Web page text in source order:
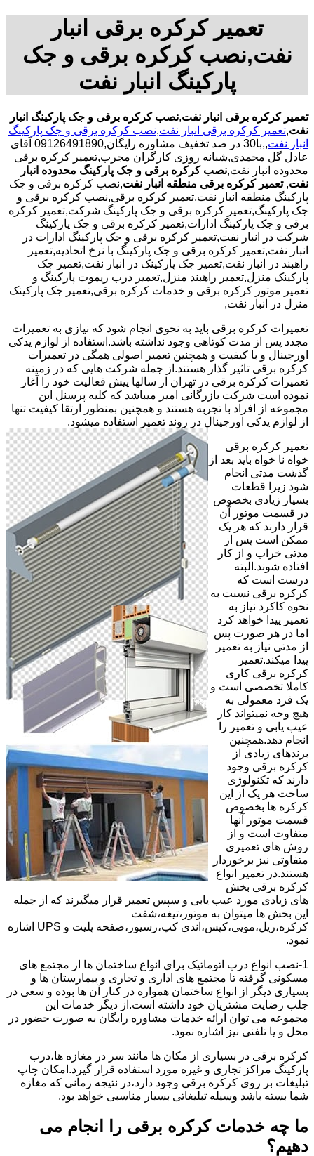
تعمیر کرکره برقی انبار
نفت,نصب کرکره برقی و جک
پارکینگ انبار نفت
تعمیر کرکره برقی انبار نفت,نصب کرکره برقی و جک پارکینگ انبار
نفت,تعمیر کرکره برقی انبار نفت,نصب کرکره برقی و جک پارکینگ
انبار نفت
,,با30 در صد تخفیف مشاوره رایگان,09126491890 آقای
عادل گل محمدی,شبانه روزی کارگران مجرب,تعمیر کرکره برقی
محدوده انبار نفت,نصب کرکره برقی و جک پارکینگ محدوده انبار
نفت, تعمیر کرکره برقی منطقه انبار نفت,نصب کرکره برقی و جک
پارکینگ منطقه انبار نفت,تعمیر کرکره برقی,نصب کرکره برقی و
جک پارکینگ,تعمیر کرکره برقی و جک پارکینگ شرکت,تعمیر کرکره
برقی و جک پارکینگ ادارات,تعمیر کرکره برقی و جک پارکینگ
شرکت در انبار نفت,تعمیر کرکره برقی و جک پارکینگ ادارات در
انبار نفت,تعمیر کرکره برقی و جک پارکینگ با نرخ اتحادیه,تعمیر
راهبند در انبار نفت,تعمیر جک پارکینک در انبار نفت,تعمیر جک
پارکینک منزل,تعمیر راهبند منزل,تعمیر درب ریموت پارکینگ و
تعمیر موتور کرکره برقی و خدمات کرکره برقی,تعمیر جک پارکینک
منزل در انبار نفت,
تعمیرات کرکره برقی باید به نحوی انجام شود که نیازی به تعمیرات
مجدد پس از مدت کوتاهی وجود نداشته باشد.استفاده از لوازم یدکی
اورجینال و با کیفیت و همچنین تعمیر اصولی همگی در تعمیرات
کرکره برقی تاثیر گذار هستند.از جمله شرکت هایی که در زمینه
تعمیرات کرکره برقی در تهران از سالها پیش فعالیت خود را آغاز
نموده است شرکت بازرگانی امیر میباشد که کلیه پرسنل این
مجموعه از افراد با تجربه هستند و همچنین بمنظور ارتقا کیفیت تنها
از لوازم یدکی اورجینال در روند تعمیر استفاده میشود.
تعمیر کرکره برقی
خواه نا خواه باید بعد از
گذشت مدتی انجام
شود زیرا قطعات
بسیار زیادی بخصوص
در قسمت موتور آن
قرار دارند که هر یک
ممکن است پس از
مدتی خراب و از کار
افتاده شوند.البته
درست است که
کرکره برقی نسبت به
نحوه کاکرد نیاز به
تعمیر پیدا خواهد کرد
اما در هر صورت پس
از مدتی نیاز به تعمیر
پیدا میکند.تعمیر
کرکره برقی کاری
کاملا تخصصی است و
یک فرد معمولی به
هیچ وجه نمیتواند کار
عیب یابی و تعمیر را
انجام دهد.همچنین
برندهای زیادی از
کرکره برقی وجود
دارند که تکنولوژی
ساخت هر یک از این
کرکره ها بخصوص
قسمت موتور آنها
متفاوت است و از
روش های تعمیری
متفاوتی نیز برخوردار
هستند.در تعمیر انواع
کرکره برقی بخش
های زیادی مورد عیب یابی و سپس تعمیر قرار میگیرند که از جمله
این بخش ها میتوان به موتور،تیغه،شفت
کرکره،ریل،مویی،کپس،اندی کپ،رسیور،صفحه پلیت و UPS اشاره
نمود.
1-نصب انواع درب اتوماتیک برای انواع ساختمان ها از مجتمع های
مسکونی گرفته تا مجتمع های اداری و تجاری و بیمارستان ها و
بسیاری دیگر از انواع ساختمان همواره در کنار آن ها بوده و سعی در
جلب رضایت مشتریان خود داشته است.از دیگر خدمات این
مجموعه می توان ارائه خدمات مشاوره رایگان به صورت حضور در
محل و یا تلفنی نیز اشاره نمود.
کرکره برقی در بسیاری از مکان ها مانند سر در مغازه ها،درب
پارکینگ مراکز تجاری و غیره مورد استفاده قرار گیرد.امکان چاپ
تبلیغات بر روی کرکره برقی وجود دارد،در نتیجه زمانی که مغازه
شما بسته باشد وسیله تبلیغاتی بسیار مناسبی خواهد بود.
ما چه خدمات کرکره برقی را انجام می
دهیم؟